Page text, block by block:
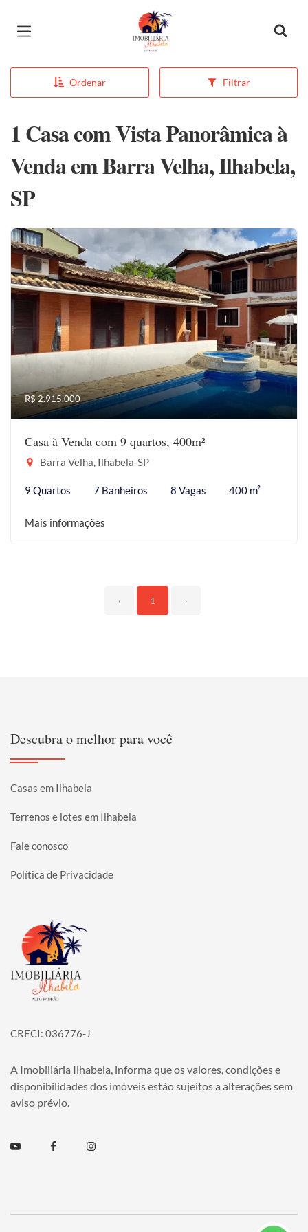
Página inicial
Ordenar Filtrar
1 Casa com Vista Panorâmica à
Venda em Barra Velha, Ilhabela,
SP
R$ 2.915.000
Casa à Venda com 9 quartos, 400m²
Barra Velha, Ilhabela-SP
9 Quartos 7 Banheiros 8 Vagas 400 m²
Mais informações
‹ 1 ›
Descubra o melhor para você
Casas em Ilhabela
Terrenos e lotes em Ilhabela
Fale conosco
Política de Privacidade
Página inicial
CRECI: 036776-J
A Imobiliária Ilhabela, informa que os valores, condições e
disponibilidades dos imóveis estão sujeitos a alterações sem
aviso prévio.
Youtube FacebookInstagram